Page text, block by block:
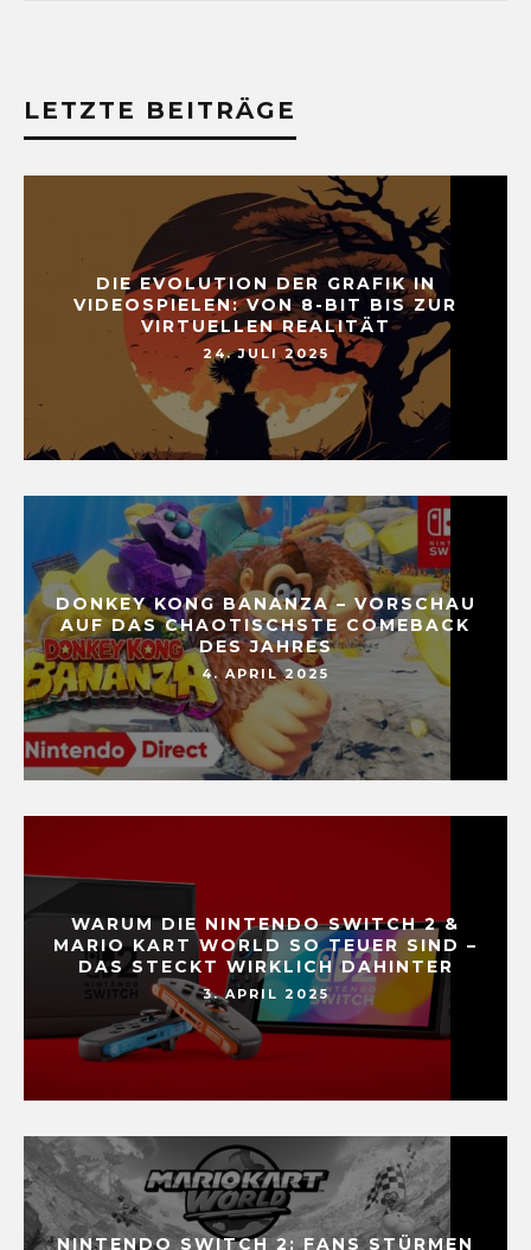
LETZTE BEITRÄGE
DIE EVOLUTION DER GRAFIK IN
VIDEOSPIELEN: VON 8-BIT BIS ZUR
VIRTUELLEN REALITÄT
24. JULI 2025
DONKEY KONG BANANZA – VORSCHAU
AUF DAS CHAOTISCHSTE COMEBACK
DES JAHRES
4. APRIL 2025
WARUM DIE NINTENDO SWITCH 2 &
MARIO KART WORLD SO TEUER SIND –
DAS STECKT WIRKLICH DAHINTER
3. APRIL 2025
NINTENDO SWITCH 2: FANS STÜRMEN